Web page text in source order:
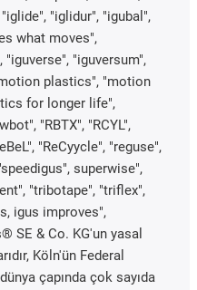
"iglidur", "igubal",
what moves",
"iguverse", "iguversum",
plastics", "motion
for longer life",
"RBTX", "RCYL",
"ReCyycle", "reguse",
superwise",
"tribotape", "triflex",
igus improves",
SE & Co. KG'un yasal
Köln'ün Federal
çapında çok sayıda